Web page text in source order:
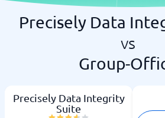
Precisely Data
vs
Group-
Precisely Data Integrity
Suite